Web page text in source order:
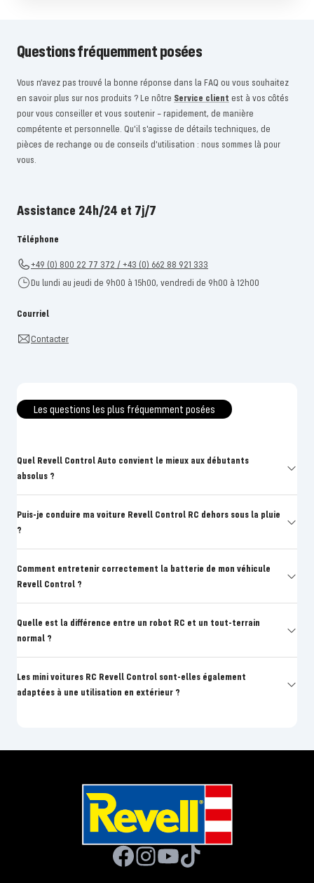
Questions fréquemment posées
Vous n'avez pas trouvé la bonne réponse dans la FAQ ou vous souhaitez
en savoir plus sur nos produits ? Le nôtre Service client est à vos côtés
pour vous conseiller et vous soutenir – rapidement, de manière
compétente et personnelle. Qu'il s'agisse de détails techniques, de
pièces de rechange ou de conseils d'utilisation : nous sommes là pour
vous.
Assistance 24h/24 et 7j/7
Téléphone
+49 (0) 800 22 77 372 / +43 (0) 662 88 921 333
Du lundi au jeudi de 9h00 à 15h00, vendredi de 9h00 à 12h00
Courriel
Contacter
Les questions les plus fréquemment posées
Quel Revell Control Auto convient le mieux aux débutants
absolus ?
Puis-je conduire ma voiture Revell Control RC dehors sous la pluie
?
Comment entretenir correctement la batterie de mon véhicule
Revell Control ?
Quelle est la différence entre un robot RC et un tout-terrain
normal ?
Les mini voitures RC Revell Control sont-elles également
adaptées à une utilisation en extérieur ?